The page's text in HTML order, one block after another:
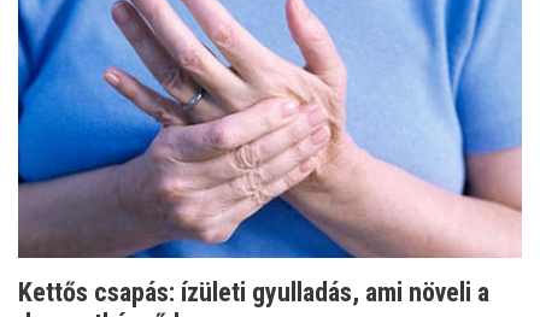
Kettős csapás: ízületi gyulladás, ami növeli a